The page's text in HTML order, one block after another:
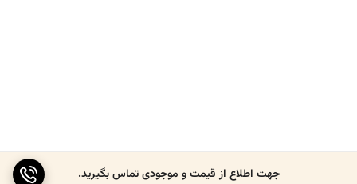
جهت اطلاع از قیمت و موجودی تماس بگیرید.